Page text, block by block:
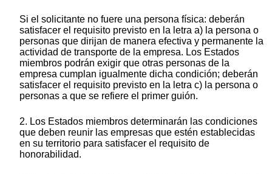
Si el solicitante no fuere una persona física: deberán
satisfacer el requisito previsto en la letra a) la persona o
personas que dirijan de manera efectiva y permanente la
actividad de transporte de la empresa. Los Estados
miembros podrán exigir que otras personas de la
empresa cumplan igualmente dicha condición; deberán
satisfacer el requisito previsto en la letra c) la persona o
personas a que se refiere el primer guión.
2. Los Estados miembros determinarán las condiciones
que deben reunir las empresas que estén establecidas
en su territorio para satisfacer el requisito de
honorabilidad.